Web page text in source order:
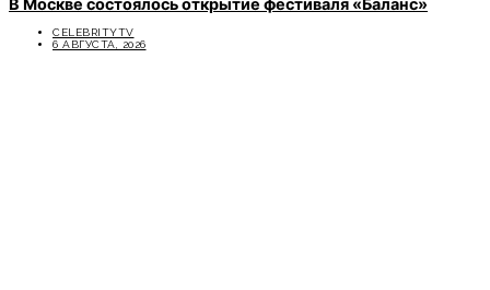
В Москве состоялось открытие фестиваля «Баланс»
CELEBRITYTV
6 АВГУСТА, 2026